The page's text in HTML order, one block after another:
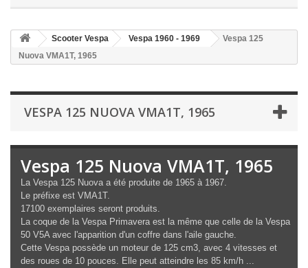
Scooter Vespa Vespa 1960 - 1969
Vespa 125
Nuova VMA1T, 1965
VESPA 125 NUOVA VMA1T, 1965
Vespa 125 Nuova VMA1T, 1965
La Vespa 125 Nuova a été produite de 1965 à 1967.
Le préfixe est VMA1T.
17100 exemplaires seront produits.
La coque de la Vespa Primavera est la même que celle de la Vespa
50 V5A avec l'apparition d'un coffre dans l'aile gauche.
Cette Vespa possède un moteur de 125 cm3, avec 4 vitesses et
des roues de 10 pouces. Elle peut atteindre les 85 km/h ...